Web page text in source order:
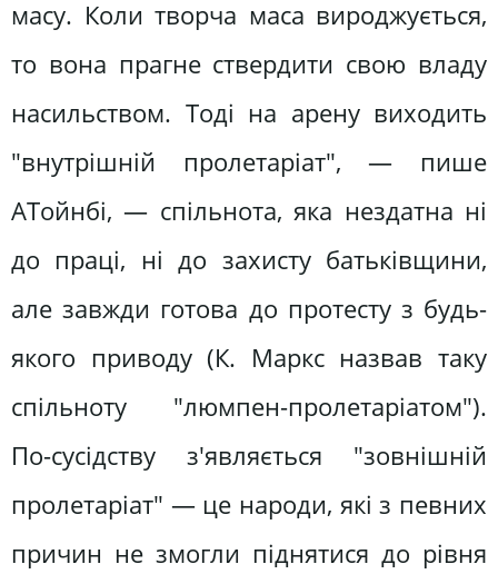
масу. Коли творча маса вироджується,
то вона прагне ствердити свою владу
насильством. Тоді на арену виходить
"внутрішній пролетаріат", — пише
АТойнбі, — спільнота, яка нездатна ні
до праці, ні до захисту батьківщини,
але завжди готова до протесту з будь-
якого приводу (К. Маркс назвав таку
спільноту "люмпен-пролетаріатом").
По-сусідству з'являється "зовнішній
пролетаріат" — це народи, які з певних
причин не змогли піднятися до рівня